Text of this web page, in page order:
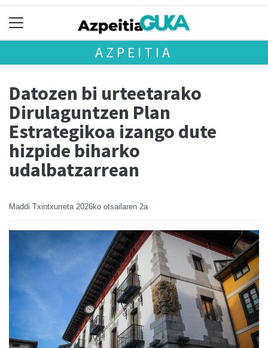
AZPEITIA
Datozen bi urteetarako
Dirulaguntzen Plan
Estrategikoa izango dute
hizpide biharko
udalbatzarrean
Maddi Txintxurreta 2026ko otsailaren 2a